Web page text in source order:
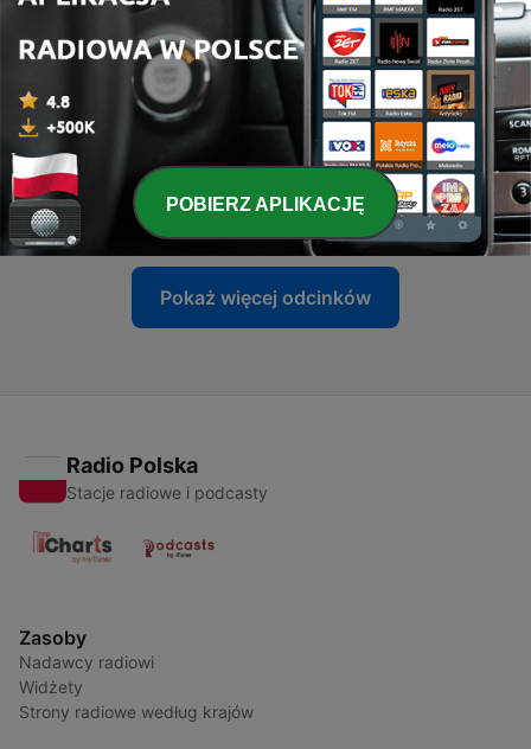
S4E9 - Dropkick Murphys
14 mar 2024
48 - S4E8 - Top 10 Bands That Harness The Sound of
AC/DC
16 lut 2024
47 - S4E7 - Fifa Riccobono
29 gru 2023
Pokaż więcej odcinków
Radio Polska
Stacje radiowe i podcasty
Zasoby
Nadawcy radiowi
Widżety
Strony radiowe według krajów
POBIERZ APLIKACJĘ